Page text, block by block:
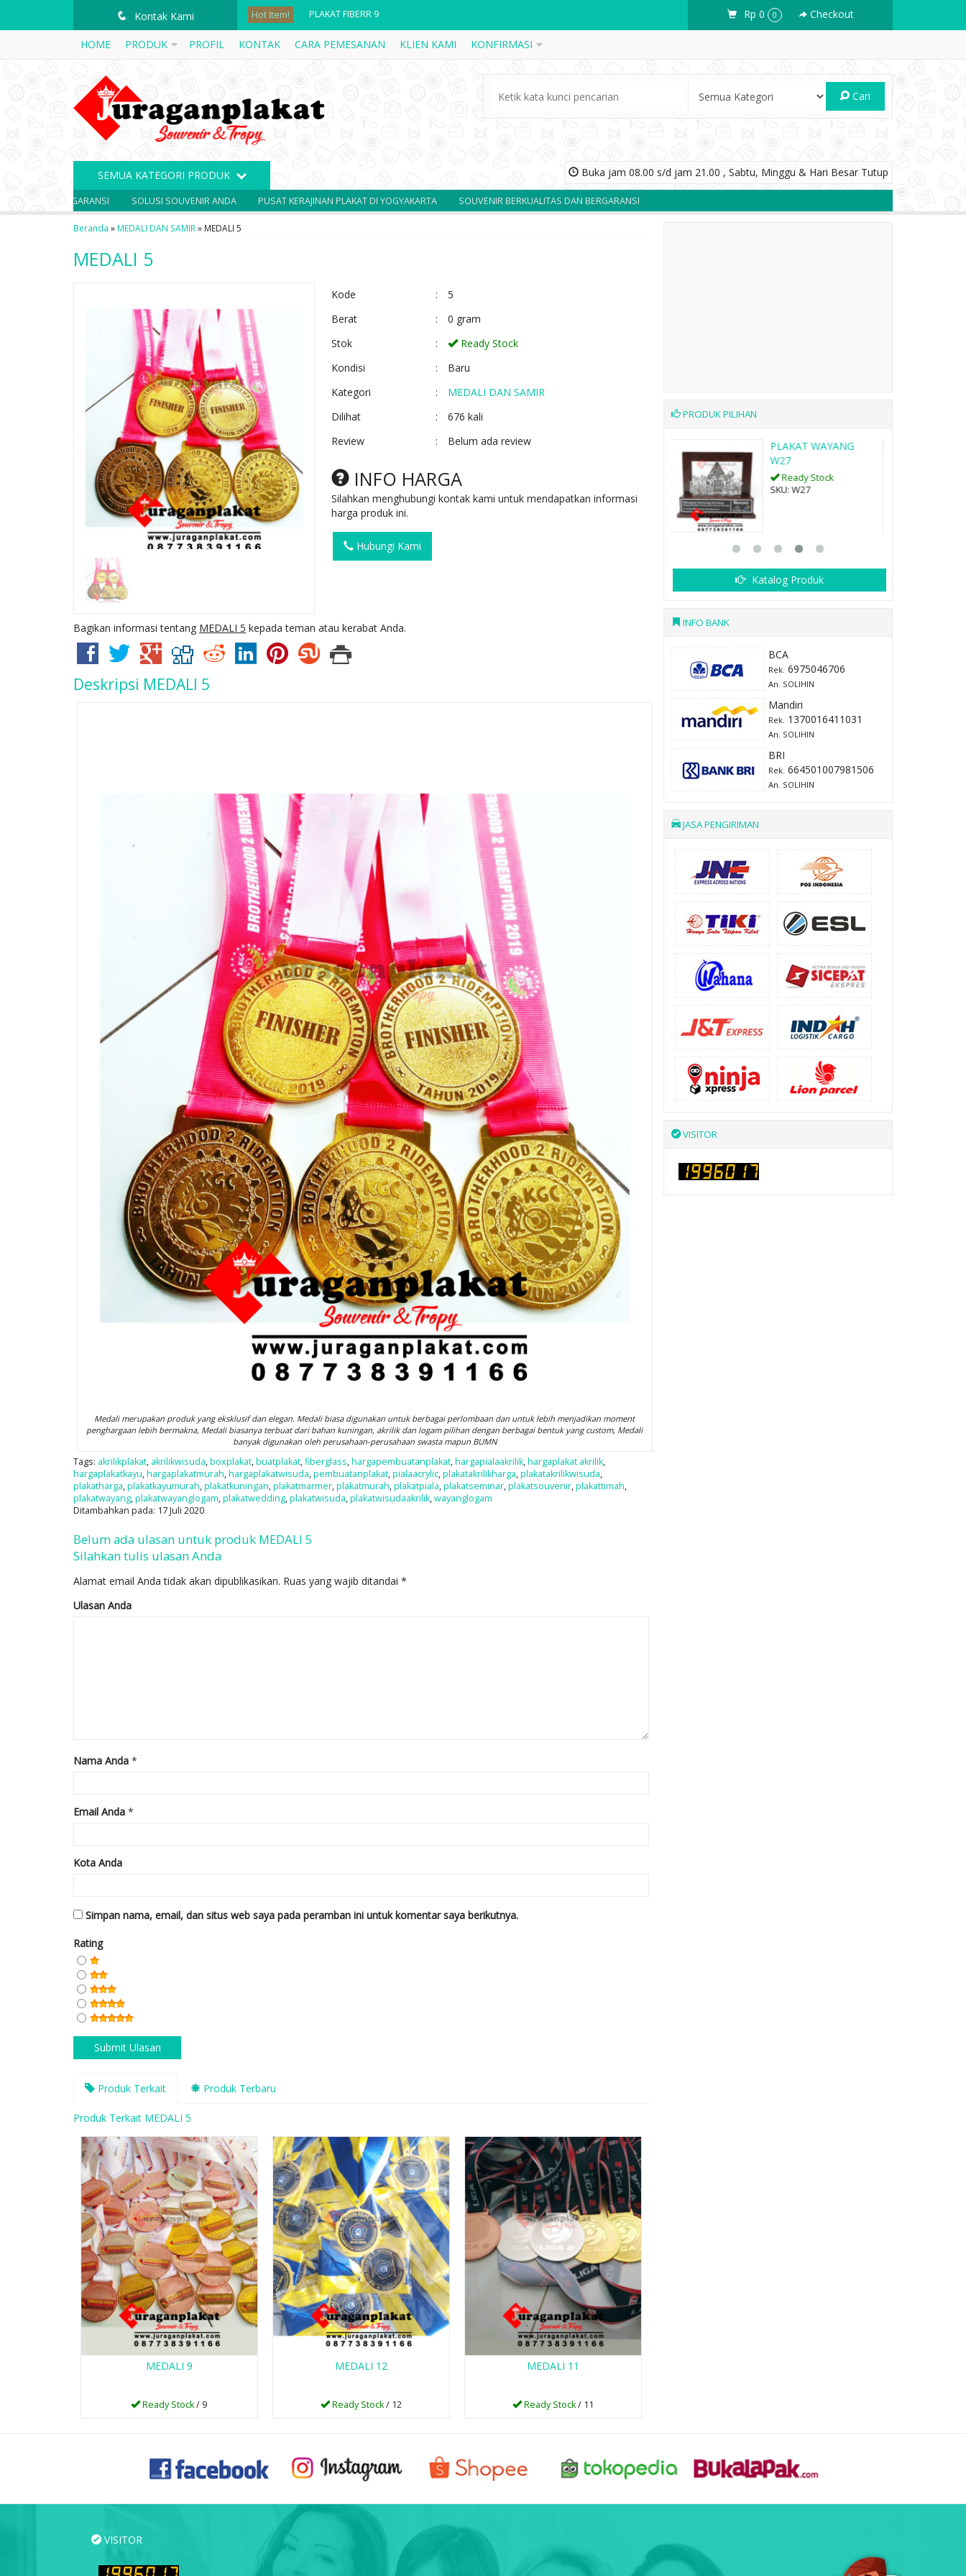
q Kontak Kami Hot Item! PLAKAT KAYU ASEAN KUNINGAN CUSTOM
PIALA 3
PLAKAT AKRILIK 1
PLAKAT WAYANG W45
Rp 0 0 Checkout
HOME PRODUK PROFIL KONTAK CARA PEMESANAN KLIEN KAMI KONFIRMASI
Cari
Buka jam 08.00 s/d jam 21.00 , Sabtu, Minggu & Hari Besar Tutup
SEMUA KATEGORI PRODUK
SOLUSI SOUVENIR ANDA PUSAT KERAJINAN PLAKAT DI YOGYAKARTA SOUVENIR BERKUALITAS DAN BERGARANSI SOLUSI SOUVENIR ANDA
Beranda » MEDALI DAN SAMIR » MEDALI 5
MEDALI 5
Kode :
5
Berat
:
0 gram
Stok
:
Ready Stock
Kondisi
:
Baru
Kategori
:
MEDALI DAN SAMIR
Dilihat
:
676 kali
Review
: Belum ada review
INFO HARGA
Silahkan menghubungi kontak kami untuk mendapatkan informasi
harga produk ini.
Hubungi Kami
Bagikan informasi tentang MEDALI 5 kepada teman atau kerabat Anda.
Deskripsi MEDALI 5
Medali merupakan produk yang eksklusif dan elegan. Medali biasa digunakan untuk berbagai perlombaan dan untuk lebih menjadikan moment
penghargaan lebih bermakna, Medali biasanya terbuat dari bahan kuningan, akrilik dan logam pilihan dengan berbagai bentuk yang custom, Medali
banyak digunakan oleh perusahaan-perusahaan swasta mapun BUMN
Tags: akrilikplakat, akrilikwisuda,boxplakat,buatplakat,fiberglass,hargapembuatanplakat,hargapialaakrilik,hargaplakat akrilik,
hargaplakatkayu,hargaplakatmurah,hargaplakatwisuda,pembuatanplakat,pialaacrylic,plakatakrilikharga,plakatakrilikwisuda,
plakatharga,plakatkayumurah,plakatkuningan,plakatmarmer,plakatmurah,plakatpiala,plakatseminar,plakatsouvenir,plakattimah,
plakatwayang,plakatwayanglogam,plakatwedding,plakatwisuda,plakatwisudaakrilik,wayanglogam
Ditambahkan pada: 17 Juli 2020
Belum ada ulasan untuk produk MEDALI 5
Silahkan tulis ulasan Anda
Alamat email Anda tidak akan dipublikasikan. Ruas yang wajib ditandai *
Ulasan Anda
Nama Anda *
Email Anda *
Kota Anda
Simpan nama, email, dan situs web saya pada peramban ini untuk komentar saya berikutnya.
Rating
Produk Terkait Produk Terbaru
Produk Terkait MEDALI 5
MEDALI 9
Ready Stock/ 9
MEDALI 12
Ready Stock/ 12
MEDALI 11
Ready Stock/ 11
PRODUK PILIHAN
PIALA MTQ RESIN
/FIBER BUNGA
Ready Stock
PLAKAT FIBER R27
SKU: R27
PLAKAT KAYU
KUNINGAN
MINIATUR ....
Ready Stock
Katalog Produk
INFO BANK
BCA
Rek. 6975046706
An. SOLIHIN
Mandiri
Rek. 1370016411031
An. SOLIHIN
BRI
Rek. 664501007981506
An. SOLIHIN
JASA PENGIRIMAN
VISITOR
VISITOR